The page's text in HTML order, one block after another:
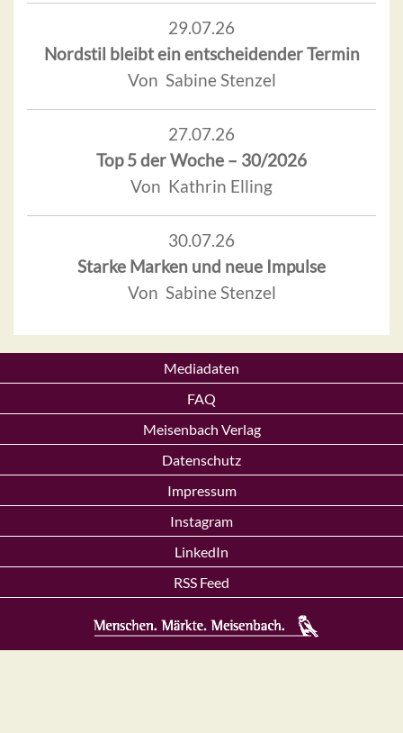
29.07.26
Nordstil bleibt ein entscheidender Termin
Von Sabine Stenzel
27.07.26
Top 5 der Woche – 30/2026
Von Kathrin Elling
30.07.26
Starke Marken und neue Impulse
Von Sabine Stenzel
Mediadaten
FAQ
Meisenbach Verlag
Datenschutz
Impressum
Instagram
LinkedIn
RSS Feed